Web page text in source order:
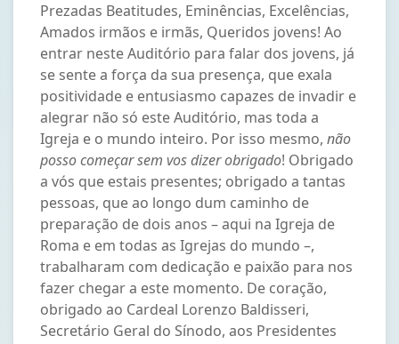
Prezadas Beatitudes, Eminências, Excelências,
Amados irmãos e irmãs, Queridos jovens! Ao
entrar neste Auditório para falar dos jovens, já
se sente a força da sua presença, que exala
positividade e entusiasmo capazes de invadir e
alegrar não só este Auditório, mas toda a
Igreja e o mundo inteiro. Por isso mesmo, não
posso começar sem vos dizer obrigado! Obrigado
a vós que estais presentes; obrigado a tantas
pessoas, que ao longo dum caminho de
preparação de dois anos – aqui na Igreja de
Roma e em todas as Igrejas do mundo –,
trabalharam com dedicação e paixão para nos
fazer chegar a este momento. De coração,
obrigado ao Cardeal Lorenzo Baldisseri,
Secretário Geral do Sínodo, aos Presidentes